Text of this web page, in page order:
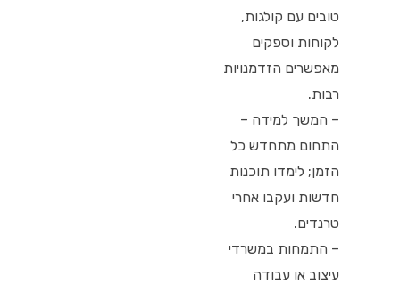
טובים עם קולגות,
לקוחות וספקים
מאפשרים הזדמנויות
רבות.
– המשך למידה –
התחום מתחדש כל
הזמן; לימדו תוכנות
חדשות ועקבו אחרי
טרנדים.
– התמחות במשרדי
עיצוב או עבודה